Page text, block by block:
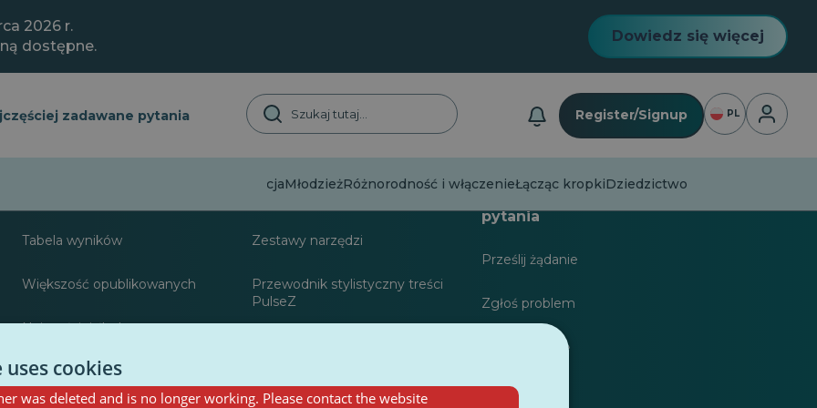
2026 r.
dostępne.
Dowiedz się więcej
zadawane pytania Register/Signup PL
DezinformacjaMłodzieżRóżnorodność i włączenieŁącząc kropkiDziedzictwo
Tabela wyników
Większość opublikowanych
Najczęściej śledzony
Zasoby dla dziennikarzy
Zestawy narzędzi
Przewodnik stylistyczny treści
PulseZ
Najczęściej zadawane
pytania
Prześlij żądanie
Zgłoś problem
Zostaw opinię
cookies
was deleted and is no longer working. Please contact the website